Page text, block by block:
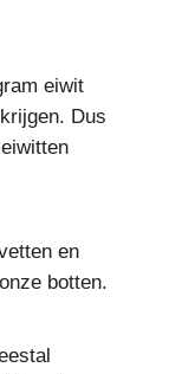
eiwit
Dus
en
botten.